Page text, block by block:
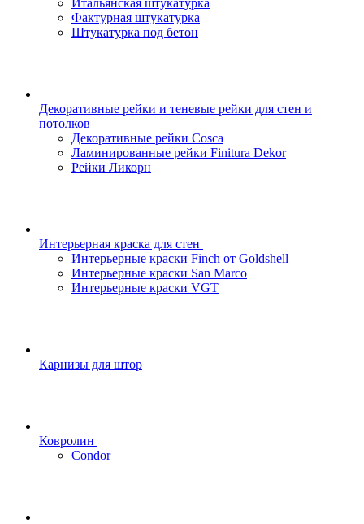
Итальянская штукатурка
Фактурная штукатурка
Штукатурка под бетон
Декоративные рейки и теневые рейки для стен и
потолков
Декоративные рейки Cosca
Ламинированные рейки Finitura Dekor
Рейки Ликорн
Интерьерная краска для стен
Интерьерные краски Finch от Goldshell
Интерьерные краски San Marco
Интерьерные краски VGT
Карнизы для штор
Ковролин
Condor